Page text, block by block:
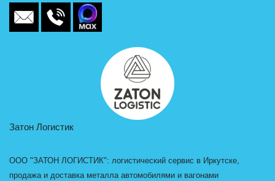
Перейти
Затон Логистик
ООО "ЗАТОН ЛОГИСТИК": логистический сервис в Иркутске,
продажа и доставка металла автомобилями и вагонами